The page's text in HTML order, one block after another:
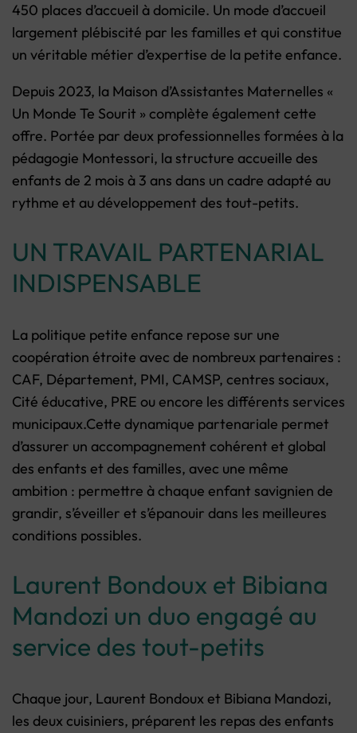
450 places d’accueil à domicile. Un mode d’accueil
largement plébiscité par les familles et qui constitue
un véritable métier d’expertise de la petite enfance.
Depuis 2023, la Maison d’Assistantes Maternelles «
Un Monde Te Sourit » complète également cette
offre. Portée par deux professionnelles formées à la
pédagogie Montessori, la structure accueille des
enfants de 2 mois à 3 ans dans un cadre adapté au
rythme et au développement des tout-petits.
UN TRAVAIL PARTENARIAL
INDISPENSABLE
La politique petite enfance repose sur une
coopération étroite avec de nombreux partenaires :
CAF, Département, PMI, CAMSP, centres sociaux,
Cité éducative, PRE ou encore les différents services
municipaux.Cette dynamique partenariale permet
d’assurer un accompagnement cohérent et global
des enfants et des familles, avec une même
ambition : permettre à chaque enfant savignien de
grandir, s’éveiller et s’épanouir dans les meilleures
conditions possibles.
Laurent Bondoux et Bibiana
Mandozi un duo engagé au
service des tout-petits
Chaque jour, Laurent Bondoux et Bibiana Mandozi,
les deux cuisiniers, préparent les repas des enfants